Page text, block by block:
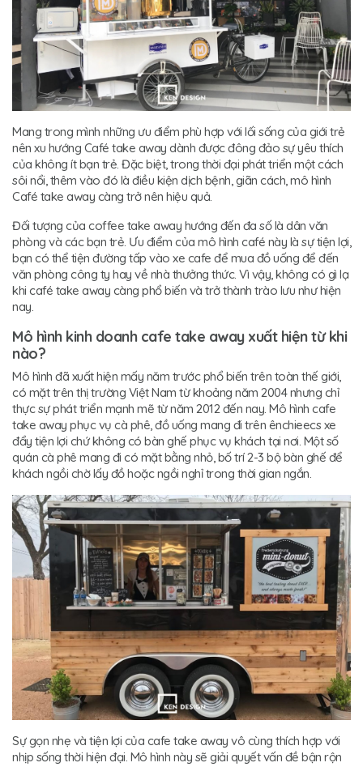
Mang trong mình những ưu điểm phù hợp với lối sống của giới trẻ
nên xu hướng Café take away dành được đông đảo sự yêu thích
của không ít bạn trẻ. Đặc biệt, trong thời đại phát triển một cách
sôi nổi, thêm vào đó là điều kiện dịch bệnh, giãn cách, mô hình
Café take away càng trở nên hiệu quả.
Đối tượng của coffee take away hướng đến đa số là dân văn
phòng và các bạn trẻ. Ưu điểm của mô hình café này là sự tiện lợi,
bạn có thể tiện đường tấp vào xe cafe để mua đồ uống để đến
văn phòng công ty hay về nhà thưởng thức. Vì vậy, không có gì lạ
khi café take away càng phổ biến và trở thành trào lưu như hiện
nay.
Mô hình kinh doanh cafe take away xuất hiện từ khi
nào?
Mô hình đã xuất hiện mấy năm trước phổ biến trên toàn thế giới,
có mặt trên thị trường Việt Nam từ khoảng năm 2004 nhưng chỉ
thực sự phát triển mạnh mẽ từ năm 2012 đến nay. Mô hình cafe
take away phục vụ cà phê, đồ uống mang đi trên ênchieecs xe
đẩy tiện lợi chứ không có bàn ghế phục vụ khách tại nơi. Một số
quán cà phê mang đi có mặt bằng nhỏ, bố trí 2-3 bộ bàn ghế để
khách ngồi chờ lấy đồ hoặc ngồi nghỉ trong thời gian ngắn.
Sự gọn nhẹ và tiện lợi của cafe take away vô cùng thích hợp với
nhịp sống thời hiện đại. Mô hình này sẽ giải quyết vấn đề bận rộn